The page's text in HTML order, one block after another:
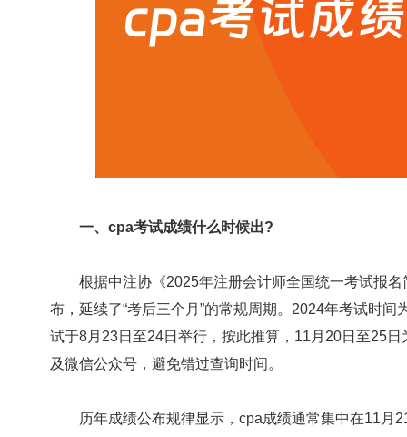
一、cpa考试成绩什么时候出?
根据中注协《2025年注册会计师全国统一考试报名
布，延续了“考后三个月”的常规周期。2024年考试时
试于8月23日至24日举行，按此推算，11月20日至25
及微信公众号，避免错过查询时间。
历年成绩公布规律显示，cpa成绩通常集中在11月